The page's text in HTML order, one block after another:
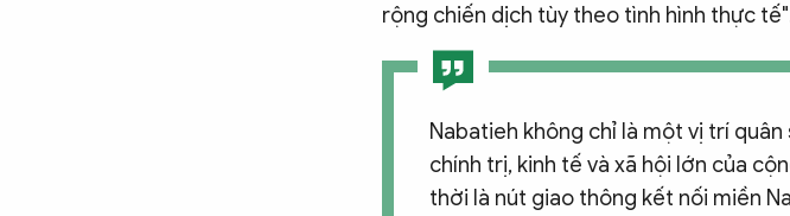
rộng chiến dịch tùy theo tình hình thực
Nabatieh không chỉ là một vị trí
chính trị, kinh tế và xã hội lớn của
thời là nút giao thông kết nối miền